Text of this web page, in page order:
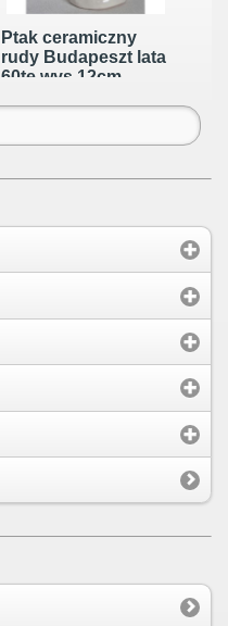
Ptak ceramiczny
rudy Budapeszt lata
60te wys.12cm